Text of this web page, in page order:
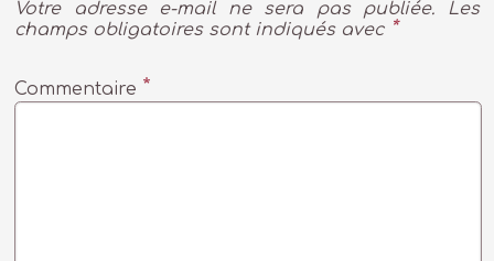
Votre adresse e-mail ne sera pas publiée.
Les
champs obligatoires sont indiqués avec *
Commentaire *